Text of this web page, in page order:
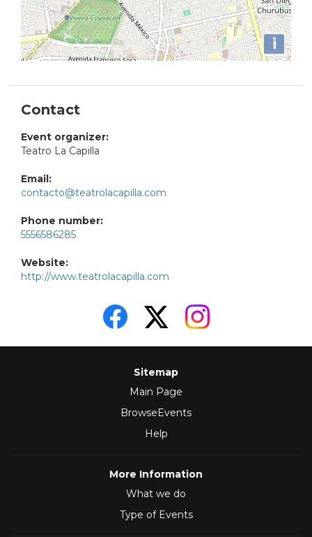
i
Contact
Event organizer:
Teatro La Capilla
Email:
contacto@teatrolacapilla.com
Phone number:
5556586285
Website:
http://www.teatrolacapilla.com
Sitemap
Main Page
BrowseEvents
Help
More Information
What we do
Type of Events